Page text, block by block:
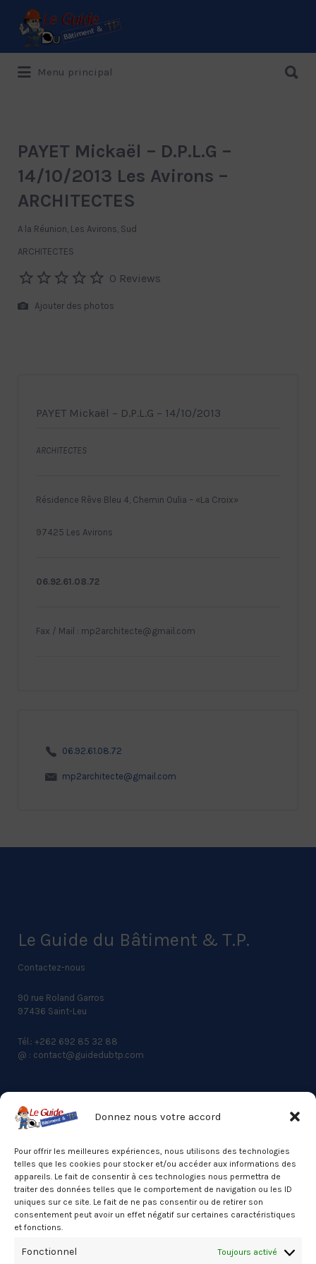
Donnez nous votre accord
Pour offrir les meilleures expériences, nous utilisons des technologies
telles que les cookies pour stocker et/ou accéder aux informations des
appareils. Le fait de consentir à ces technologies nous permettra de
traiter des données telles que le comportement de navigation ou les ID
uniques sur ce site. Le fait de ne pas consentir ou de retirer son
consentement peut avoir un effet négatif sur certaines caractéristiques
et fonctions.
Fonctionnel Toujours activé
Le Guide de référence depuis 1995
Rechercher:
Menu principal
PAYET Mickaël – D.P.L.G –
14/10/2013 Les Avirons –
ARCHITECTES
A la Réunion, Les Avirons, Sud
ARCHITECTES
0 Reviews
Ajouter des photos
PAYET Mickaël – D.P.L.G – 14/10/2013
ARCHITECTES
Résidence Rêve Bleu 4, Chemin Oulia – «La Croix»
97425 Les Avirons
06.92.61.08.72
Fax / Mail : mp2architecte@gmail.com
06.92.61.08.72
mp2architecte@gmail.com
Le Guide du Bâtiment & T.P.
Contactez-nous
90 rue Roland Garros
97436 Saint-Leu
Tél.: +262 692 85 32 88
@ : contact@guidedubtp.com
ACCES RAPIDE
Actualités du BTP
Annuaire
Besoin d’un professionnel ?
Mentions légales